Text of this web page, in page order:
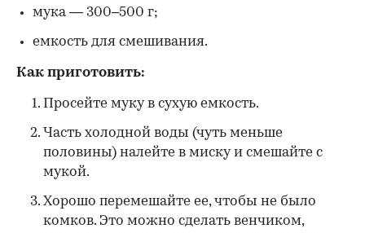
мука — 300–500 г;
емкость для смешивания.
Как приготовить:
Просейте муку в сухую емкость.
Часть холодной воды (чуть меньше
половины) налейте в миску и смешайте с
мукой.
Хорошо перемешайте ее, чтобы не было
комков. Это можно сделать венчиком,